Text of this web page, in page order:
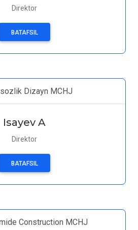
Direktor
BATAFSIL
Dizayn MCHJ
Isayev A
Direktor
BATAFSIL
Construction MCHJ